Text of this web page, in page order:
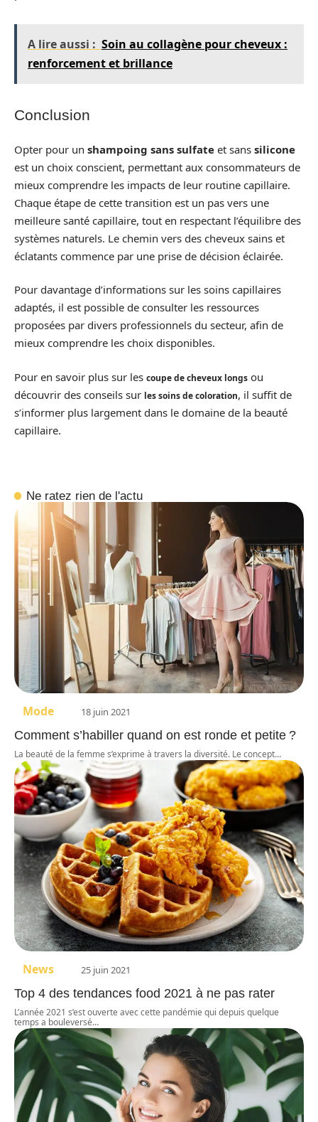
A lire aussi : Soin au collagène pour cheveux :
renforcement et brillance
Conclusion
Opter pour un shampoing sans sulfate et sans silicone
est un choix conscient, permettant aux consommateurs de
mieux comprendre les impacts de leur routine capillaire.
Chaque étape de cette transition est un pas vers une
meilleure santé capillaire, tout en respectant l’équilibre des
systèmes naturels. Le chemin vers des cheveux sains et
éclatants commence par une prise de décision éclairée.
Pour davantage d’informations sur les soins capillaires
adaptés, il est possible de consulter les ressources
proposées par divers professionnels du secteur, afin de
mieux comprendre les choix disponibles.
Pour en savoir plus sur les coupe de cheveux longs ou
découvrir des conseils sur les soins de coloration, il suffit de
s’informer plus largement dans le domaine de la beauté
capillaire.
Ne ratez rien de l'actu
Mode 18 juin 2021
Comment s’habiller quand on est ronde et petite ?
La beauté de la femme s’exprime à travers la diversité. Le concept…
News 25 juin 2021
Top 4 des tendances food 2021 à ne pas rater
L’année 2021 s’est ouverte avec cette pandémie qui depuis quelque
temps a bouleversé…